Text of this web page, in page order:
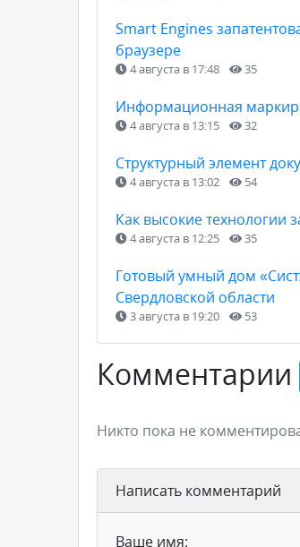
Smart Engines
браузере
4 августа в 17:48 35
Информационная
4 августа в 13:15 32
Структурный элемент
4 августа в 13:02 54
Как высокие технологии
4 августа в 12:25 35
Готовый умный дом
Свердловской области
3 августа в 19:20 53
Комментарии
Никто пока не
Написать комментарий
Ваше имя: